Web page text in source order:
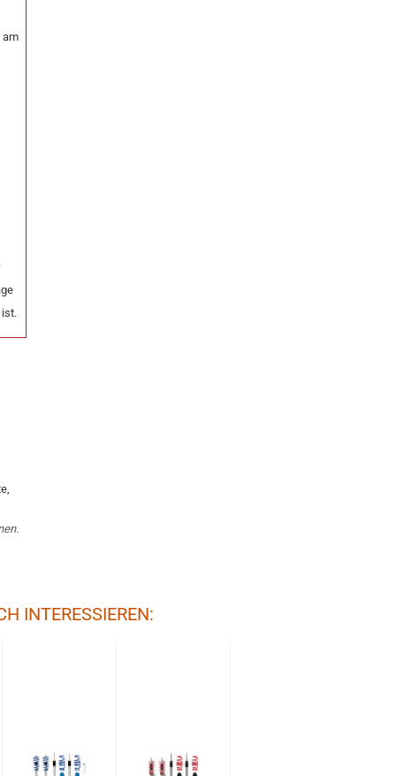
am
ist.
INTERESSIEREN: